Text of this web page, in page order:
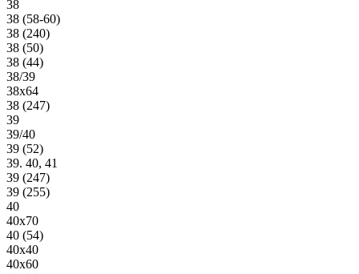
38
38 (58-60)
38 (240)
38 (50)
38 (44)
38/39
38х64
38 (247)
39
39/40
39 (52)
39. 40, 41
39 (247)
39 (255)
40
40х70
40 (54)
40х40
40х60